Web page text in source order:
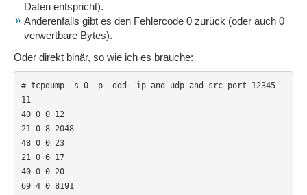
Daten entspricht).
Anderenfalls gibt es den Fehlercode 0 zurück (oder auch 0
verwertbare Bytes).
Oder direkt binär, so wie ich es brauche:
# tcpdump -s 0 -p -ddd 'ip and udp and src port 12345'
11
40 0 0 12
21 0 8 2048
48 0 0 23
21 0 6 17
40 0 0 20
69 4 0 8191